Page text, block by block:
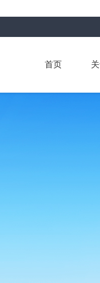
首页